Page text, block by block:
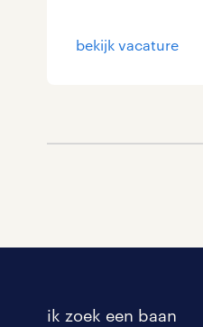
bekijk vacature
ik zoek een baan